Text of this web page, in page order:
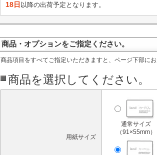
18日 以降の出荷予定となります。
商品・オプションをご指定ください。
商品項目をすべてご指定いただきますと、ページ下部に
商品を選択してください。
用紙サイズ
通常サイズ
（91×55mm）